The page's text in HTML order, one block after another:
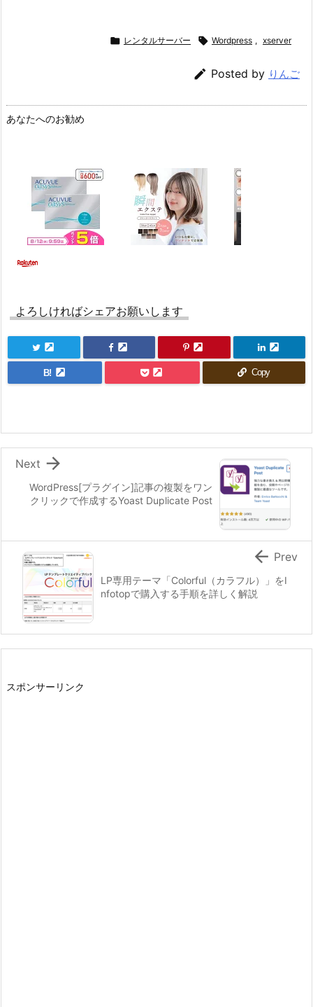
 レンタルサーバー  Wordpress , xserver
 Posted by りんご
あなたへのお勧め
よろしければシェアお願いします
B! Copy
WordPress[プラグイン]記事の複製をワン
クリックで作成するYoast Duplicate Post

Next
LP専用テーマ「Colorful（カラフル）」をI
nfotopで購入する手順を詳しく解説
 Prev
スポンサーリンク